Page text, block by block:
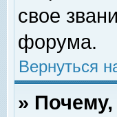
свое
форума.
Вернуться
»